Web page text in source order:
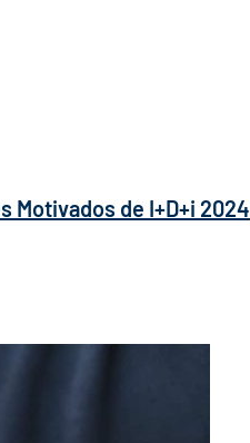
de I+D+i 2024